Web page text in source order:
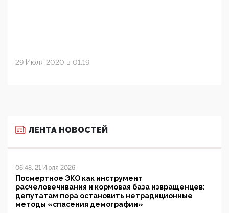
29 Июля 2020 в 01:19
ЛЕНТА НОВОСТЕЙ
06:48, 21 Июля 2026
Посмертное ЭКО как инструмент
расчеловечивания и кормовая база извращенцев:
депутатам пора остановить нетрадиционные
методы «спасения демографии»